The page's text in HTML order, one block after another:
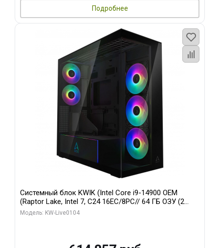
Подробнее
Системный блок KWIK (Intel Core i9-14900 OEM
(Raptor Lake, Intel 7, C24 16EC/8PC// 64 ГБ ОЗУ (2
модуля)/ Afox RTX4090 24GB GDDR6X 384-Bit 3xDP
Модель: KW-Live0104